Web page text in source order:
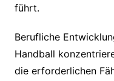
führt.
Berufliche
Handball
die erforderlichen